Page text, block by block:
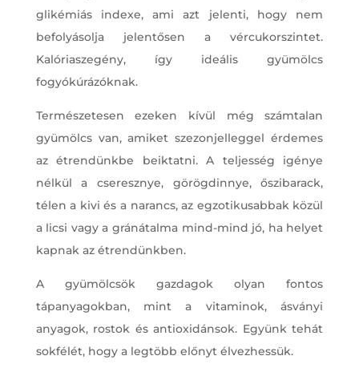
glikémiás indexe, ami azt jelenti, hogy nem
befolyásolja jelentősen a vércukorszintet.
Kalóriaszegény, így ideális gyümölcs
fogyókúrázóknak.
Természetesen ezeken kívül még számtalan
gyümölcs van, amiket szezonjelleggel érdemes
az étrendünkbe beiktatni. A teljesség igénye
nélkül a cseresznye, görögdinnye, őszibarack,
télen a kivi és a narancs, az egzotikusabbak közül
a licsi vagy a gránátalma mind-mind jó, ha helyet
kapnak az étrendünkben.
A gyümölcsök gazdagok olyan fontos
tápanyagokban, mint a vitaminok, ásványi
anyagok, rostok és antioxidánsok. Együnk tehát
sokfélét, hogy a legtöbb előnyt élvezhessük.